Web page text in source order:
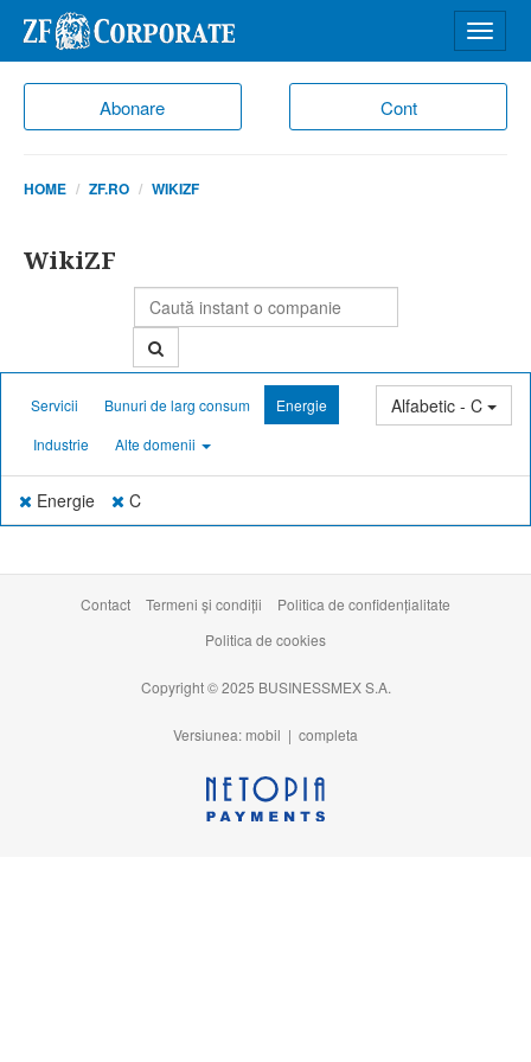
Abonare Cont
meniu
HOME ZF.RO WIKIZF
WikiZF
Alfabetic - C
Servicii Bunuri de larg consum
Energie
Industrie
Alte domenii
Energie C
Contact Termeni şi condiţii
Politica de confidențialitate
Politica de cookies
Copyright © 2025 BUSINESSMEX S.A.
Versiunea: mobil | completa